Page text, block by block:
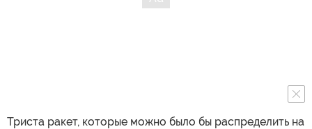
Триста ракет, которые можно было бы распределить на